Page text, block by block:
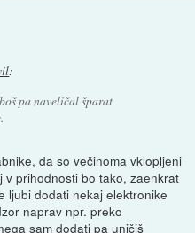
:
pa naveličal šparat
da so večinoma vklopljeni
prihodnosti bo tako, zaenkrat
ljubi dodati nekaj elektronike
naprav npr. preko
sam dodati pa uničiš